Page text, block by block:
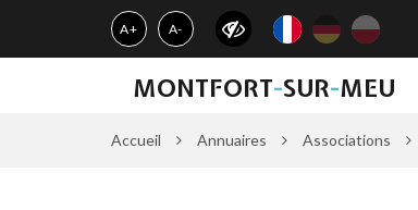
Gestion des traceurs
A+ A-
MONTFORT-SUR-MEU
Accueil Annuaires Associations